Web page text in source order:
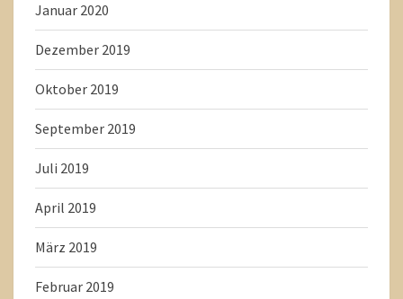
Januar 2020
Dezember 2019
Oktober 2019
September 2019
Juli 2019
April 2019
März 2019
Februar 2019